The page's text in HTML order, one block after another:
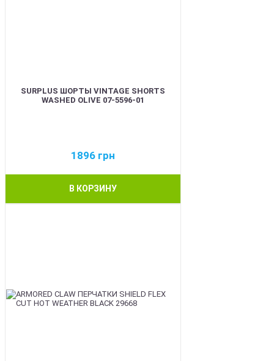
SURPLUS ШОРТЫ VINTAGE SHORTS
WASHED OLIVE 07-5596-01
1896 грн
В КОРЗИНУ